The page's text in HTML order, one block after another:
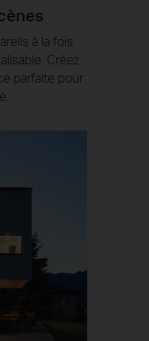
à la fois
Créez
parfaite pour